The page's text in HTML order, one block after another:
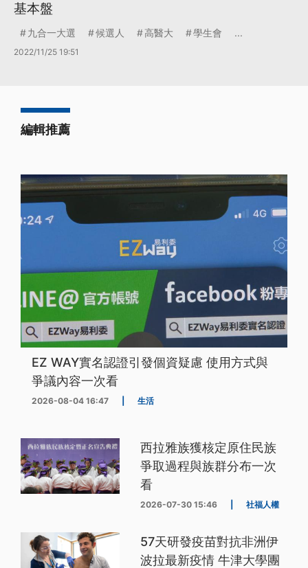
基本盤
九合一大選 候選人 高醫大 學生會 ...
2022/11/25 19:51
編輯推薦
EZ WAY實名認證引發個資疑慮 使用方式與
爭議內容一次看
2026-08-04 16:47 生活
西拉雅族獲核定原住民族
爭取過程與族群分布一次
看
2026-07-30 15:46 社福人權
57天研發疫苗對抗非洲伊
波拉最新疫情 牛津大學團